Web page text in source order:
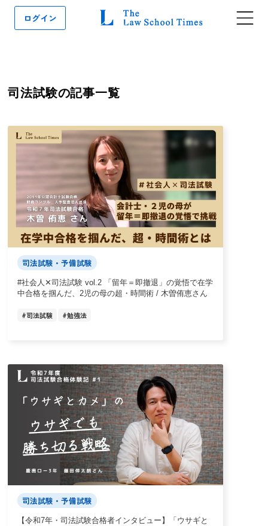
ログイン
司法試験の記事一覧
司法試験・予備試験
#社会人✕司法試験 vol.2 「留年＝即撤退」の覚悟で在学
中合格を掴んだ、2児の母の超・時間術 / 木曽侑恵さん
#司法試験 #勉強法
司法試験・予備試験
【令和7年・司法試験合格者インタビュー】「ウサギと